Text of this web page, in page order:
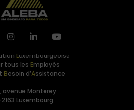
Luxembourgeoise
tous les Employés
Besoin d’Assistance
avenue Monterey
2163 Luxembourg